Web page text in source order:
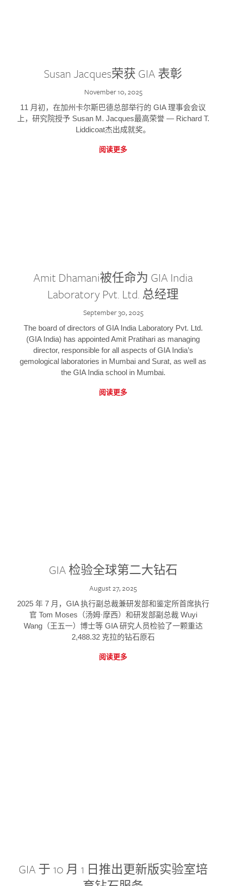
Susan Jacques荣获 GIA 表彰
November 10, 2025
11 月初，在加州卡尔斯巴德总部举行的 GIA 理事会会议
上，研究院授予 Susan M. Jacques最高荣誉 — Richard T.
Liddicoat杰出成就奖。
阅读更多
Amit Dhamani被任命为 GIA India
Laboratory Pvt. Ltd. 总经理
September 30, 2025
The board of directors of GIA India Laboratory Pvt. Ltd.
(GIA India) has appointed Amit Pratihari as managing
director, responsible for all aspects of GIA India’s
gemological laboratories in Mumbai and Surat, as well as
the GIA India school in Mumbai.
阅读更多
GIA 检验全球第二大钻石
August 27, 2025
2025 年 7 月，GIA 执行副总裁兼研发部和鉴定所首席执行
官 Tom Moses（汤姆·摩西）和研发部副总裁 Wuyi
Wang（王五一）博士等 GIA 研究人员检验了一颗重达
2,488.32 克拉的钻石原石
阅读更多
GIA 于 10 月 1 日推出更新版实验室培